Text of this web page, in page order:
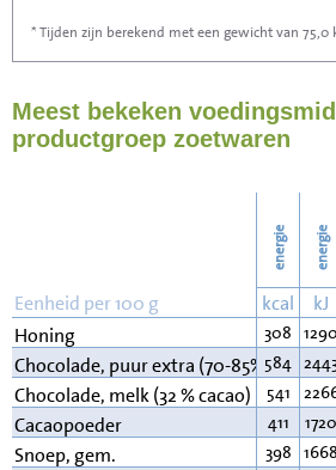
Stofzuigen
Strijken
* Tijden zijn berekend met een gewicht van 75,0
Meest bekeken
productgroep zoetwaren
energie energie
Eenheid per 100 g kcal kJ
Honing
308 1290
Chocolade, puur extra (70-85% cacao)
584
Chocolade, melk (32 % cacao) 541
Cacaopoeder 411 1720
Snoep, gem. 398 1668